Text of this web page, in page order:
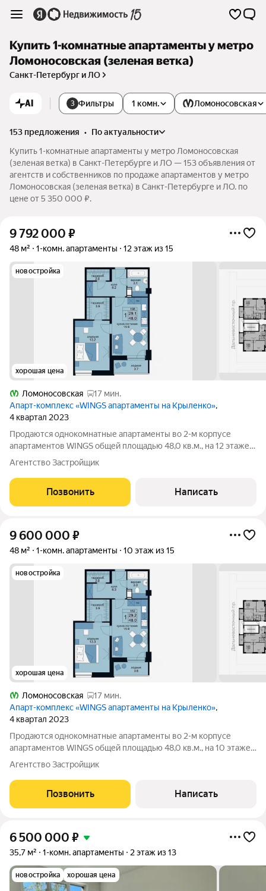
Купить 1-комнатные апартаменты у метро
Ломоносовская (зеленая ветка)
Санкт-Петербург и ЛО
AI 3 Фильтры 1 комн. Ломоносовская
153 предложения •
по актуальности
Купить 1-комнатные апартаменты у метро Ломоносовская
(зеленая ветка) в Санкт-Петербурге и ЛО — 153 объявления от
агентств и собственников по продаже апартаментов у метро
Ломоносовская (зеленая ветка) в Санкт-Петербурге и ЛО. по
цене от 5 350 000 ₽.
9 792 000 ₽
48 м² 1-комн. апартаменты 12 этаж из 15
новостройка
хорошая цена
Ломоносовская
17 мин.
Апарт-комплекс «WINGS апартаменты на Крыленко»,
4 квартал 2023
Продаются однокомнатные апартаменты во 2-м корпусе
апартаментов WINGS общей площадью 48,0 кв.м., на 12 этаже.
Приобрести апартамент возможно в ипотеку, в рассрочку со
сроком до 1,5 лет. Комплекс апартаментов "WINGS"
располагается по адресу улица
Агентство Застройщик
Позвонить Написать
9 600 000 ₽
48 м² 1-комн. апартаменты 10 этаж из 15
новостройка
хорошая цена
Ломоносовская
17 мин.
Апарт-комплекс «WINGS апартаменты на Крыленко»,
4 квартал 2023
Продаются однокомнатные апартаменты во 2-м корпусе
апартаментов WINGS общей площадью 48,0 кв.м., на 10 этаже.
Приобрести апартамент возможно в ипотеку, в рассрочку со
сроком до 1,5 лет. Комплекс апартаментов "WINGS"
располагается по адресу улица
Агентство Застройщик
Позвонить Написать
6 500 000 ₽
35,7 м² 1-комн. апартаменты 2 этаж из 13
новостройка хорошая цена